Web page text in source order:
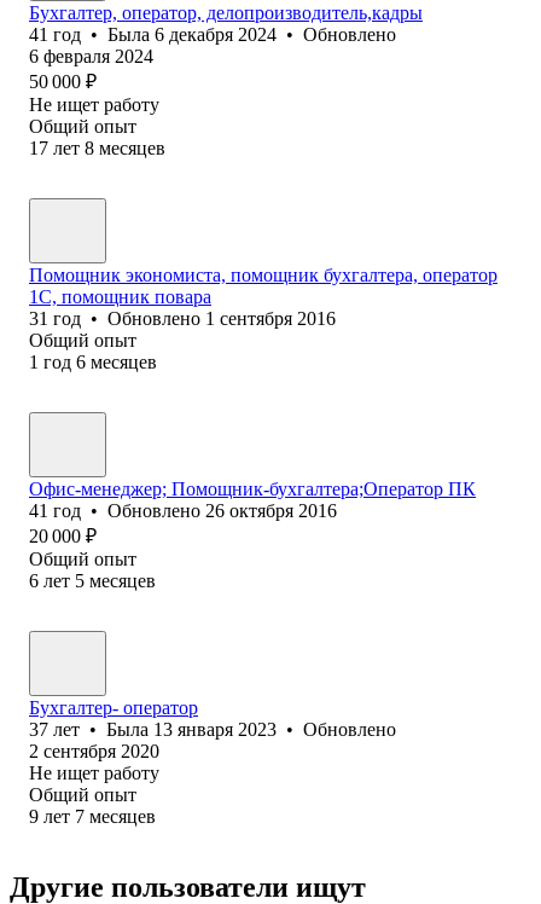
Бухгалтер, оператор, делопроизводитель,кадры
41 год • Была 6 декабря 2024 • Обновлено
6 февраля 2024
50 000 ₽
Не ищет работу
Общий опыт
17 лет 8 месяцев
Помощник экономиста, помощник бухгалтера, оператор
1С, помощник повара
31 год • Обновлено 1 сентября 2016
Общий опыт
1 год 6 месяцев
Офис-менеджер; Помощник-бухгалтера;Оператор ПК
41 год • Обновлено 26 октября 2016
20 000 ₽
Общий опыт
6 лет 5 месяцев
Бухгалтер- оператор
37 лет • Была 13 января 2023 • Обновлено
2 сентября 2020
Не ищет работу
Общий опыт
9 лет 7 месяцев
Другие пользователи ищут